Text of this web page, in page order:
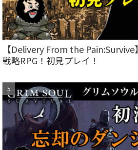
【Delivery From the
戦略RPG！初見プレイ！